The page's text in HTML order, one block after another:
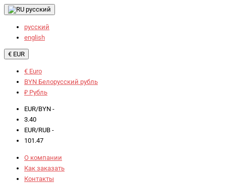
русский
русский
english
€ EUR
€ Euro
BYN Белорусский рубль
₽ Рубль
EUR/BYN -
3.40
EUR/RUB -
101.47
О компании
Как заказать
Контакты